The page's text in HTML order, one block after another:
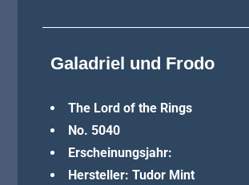
Galadriel und Frodo
The Lord of the Rings
No. 5040
Erscheinungsjahr:
Hersteller: Tudor Mint